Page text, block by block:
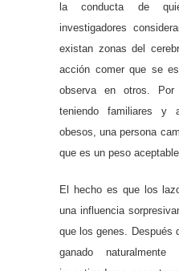
la conducta de
investigadores
existan zonas del
acción comer que se
observa en otros.
teniendo familiares y
obesos, una persona
que es un peso
El hecho es que los
una influencia
que los genes. Después
ganado